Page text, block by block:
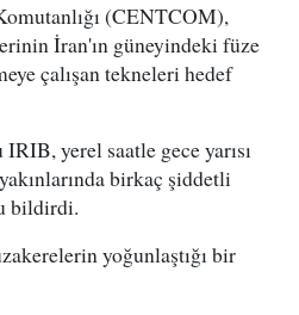
(CENTCOM),
İran'ın güneyindeki füze
çalışan tekneleri hedef
yerel saatle gece yarısı
birkaç şiddetli
bildirdi.
yoğunlaştığı bir